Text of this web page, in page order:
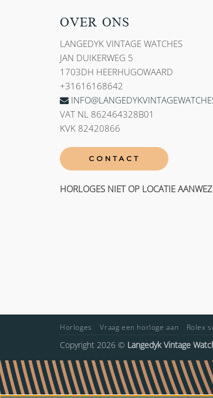
OVER ONS
LANGEDYK VINTAGE WATCHES
JAN DUIKERWEG 5
1703DH HEERHUGOWAARD
+31616168642
VAT NL 862464328B01
KVK 82420866
CONTACT
HORLOGES NIET OP LOCATIE
Horloges Vraag een horloge aan Rolex
Copyright 2026 © Langedyk Vintage